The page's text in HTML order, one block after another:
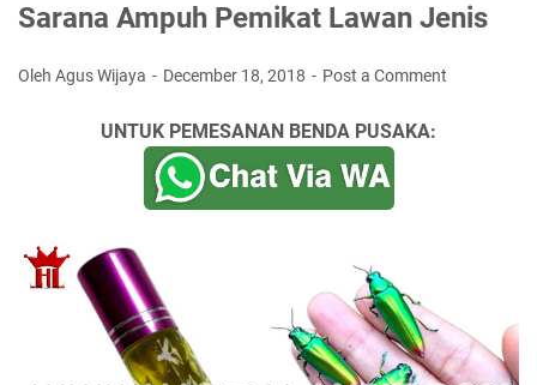
Sarana Ampuh Pemikat Lawan Jenis
Oleh Agus Wijaya December 18, 2018 Post a Comment
UNTUK PEMESANAN BENDA PUSAKA: